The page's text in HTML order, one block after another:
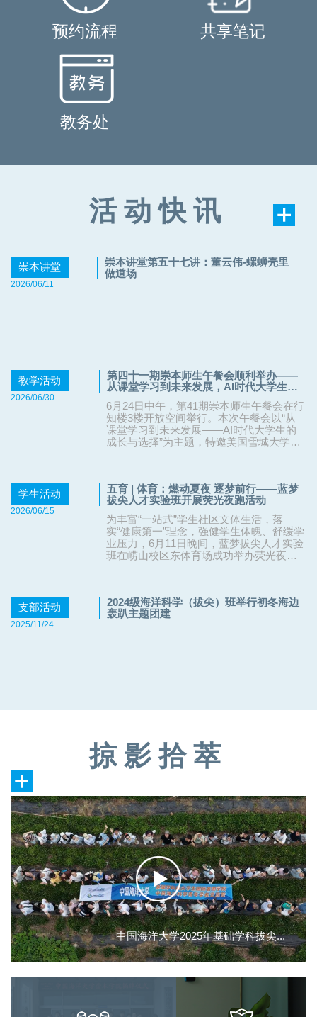
关条款执行。咨询人：王老师电话：0532-
66783798邮箱：wangshichen@ouc.edu.cn
附件：2025级“蓝梦拔尖人才实验班”专业分
月18日
预约流程 共享笔记
教务处
活动快讯
崇本讲堂
2026/06/11
崇本讲堂第五十七讲：董云伟-螺蛳壳里
做道场
教学活动
2026/06/30
第四十一期崇本师生午餐会顺利举办——
从课堂学习到未来发展，AI时代大学生的
6月24日中午，第41期崇本师生午餐会在行
知楼3楼开放空间举行。本次午餐会以“从
课堂学习到未来发展——AI时代大学生的
成长与选择”为主题，特邀美国雪城大学马
待AI技术。教务处副处长李筠，崇本学院
副院长赵栋梁、陈青，外国语学院教授张
凯，基础教学中心副教授张银，班级导师
代表宋德海、徐昭，学业导师代表庄昀
筠、郭玲莉出席，崇本学院各年级本科生
学生代表参加。 马颖毅教授结合自身工作
经历，分享了不同高校应对人工智能变革
大学教育面临的机遇与挑战。在场老师们
感触颇深，对此展开激烈讨论，发表自己
对于AI教学的不同看法。赵栋梁院长指
学生活动
2026/06/15
五育 | 体育：燃动夏夜 逐梦前行——蓝梦
拔尖人才实验班开展荧光夜跑活动
为丰富“一站式”学生社区文体生活，落
实“健康第一”理念，强健学生体魄、舒缓学
业压力，6月11日晚间，蓝梦拔尖人才实验
班在崂山校区东体育场成功举办荧光夜跑
同学们有序领取荧光手环、荧光贴纸等道
具，纷纷佩戴装扮，点点荧光在夜色里闪
调整节奏、彼此陪伴，有人全速向前挑战
的快乐。晚风拂面，步履不停，青春的朝
气与活力在运动中尽情释放。体魄健则行
致远。此次荧光夜跑活动，不仅帮助同学
引导大家养成坚持运动、积极向上的健康
生活习惯。下一步，学院将继续依托“一站
式”学生社区阵地，不断丰富第二课堂内
容，以多元活动涵养优良班风学风，引导
全体拔尖学子在勤学钻
支部活动
2025/11/24
2024级海洋科学（拔尖）班举行初冬海边
轰趴主题团建
掠影拾萃
中国海洋大学2025年基础学科拔尖...